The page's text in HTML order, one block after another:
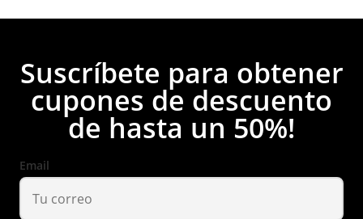
Suscríbete para obtener
cupones de descuento
de hasta un 50%!
Email